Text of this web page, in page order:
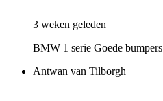
3 weken geleden
BMW 1 serie Goede bumpers
Antwan van Tilborgh